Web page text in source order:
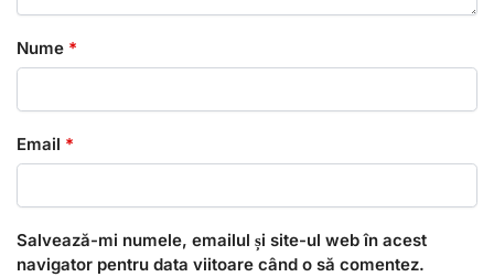
Nume *
Email *
Salvează-mi numele, emailul și site-ul web în acest
navigator pentru data viitoare când o să comentez.